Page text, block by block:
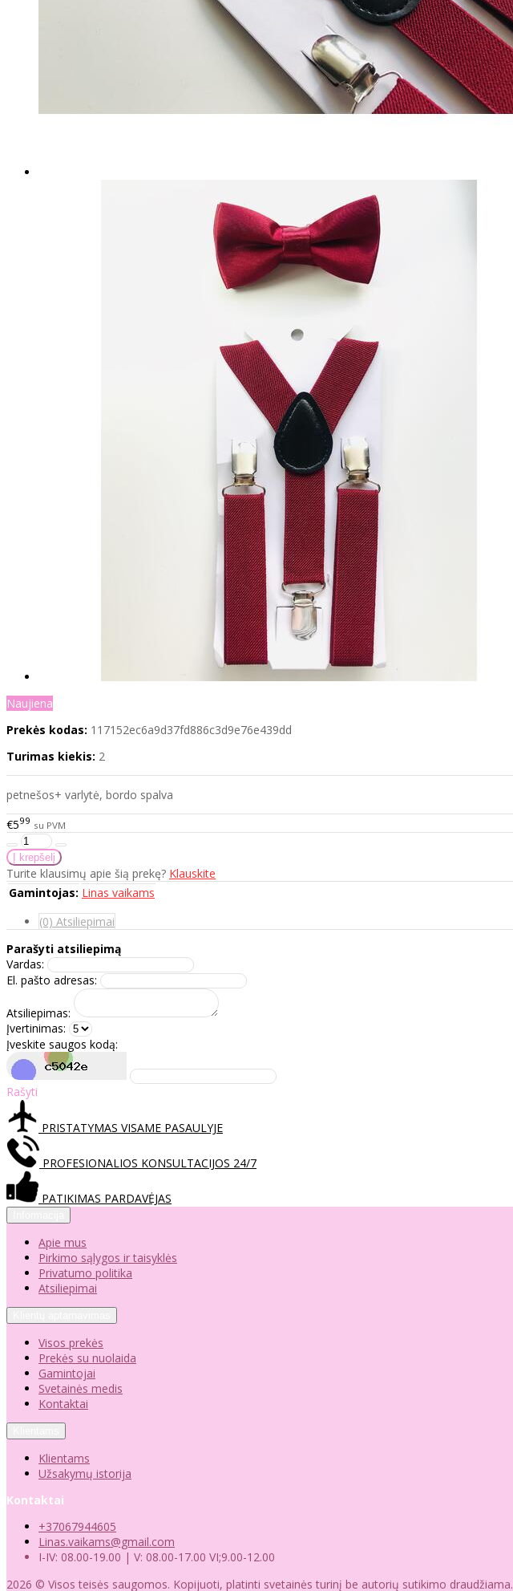
Naujiena
Prekės kodas: 117152ec6a9d37fd886c3d9e76e439dd
Turimas kiekis: 2
petnešos+ varlytė, bordo spalva
€599 su PVM
Turite klausimų apie šią prekę? Klauskite
Gamintojas: Linas vaikams
(0) Atsiliepimai
Parašyti atsiliepimą
Vardas:
El. pašto adresas:
Atsiliepimas:
Įvertinimas:
Įveskite saugos kodą:
Rašyti
PRISTATYMAS VISAME PASAULYJE
PROFESIONALIOS KONSULTACIJOS 24/7
PATIKIMAS PARDAVĖJAS
Apie mus
Pirkimo sąlygos ir taisyklės
Privatumo politika
Atsiliepimai
Visos prekės
Prekės su nuolaida
Gamintojai
Svetainės medis
Kontaktai
Klientams
Užsakymų istorija
Kontaktai
+37067944605
Linas.vaikams@gmail.com
I-IV: 08.00-19.00 | V: 08.00-17.00 VI;9.00-12.00
2026 © Visos teisės saugomos. Kopijuoti, platinti svetainės turinį be autorių sutikimo draudžiama.